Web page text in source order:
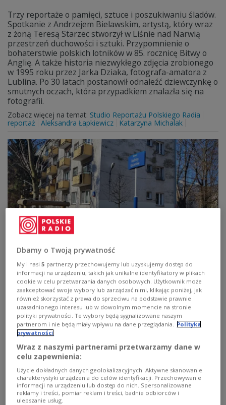
Trzy reportaże o pamięci, sztuce i poszukiwaniu śladów.
Spotkanie z Andrzejem Bielawskim, artystą, który wraz
z żoną Teresą Starzec stworzył w Liśnie nad Narwią
przestrzeń duchowości i sztuki. Przypomnienie o
bohaterstwie polskich lotników w 85. rocznicę Bitwy o
Anglię. A także historia niezwykłego zdjęcia zrobionego
w 1995 roku przez Jarka Dziaka, fotografa-amatora z
Lublina. Po 30 latach postanowił odnaleźć dziewczynkę o
smutnych oczach, która przypadkiem znalazła się na
fotografii.
Zobacz więcej na temat: Studio Reportażu Polskiego Radia
reportaż
Aleksandra Łapkiewicz Katarzyna Michalak
Audycja "Noc z reportażem" i "Ocalona",
"Arcybracia" oraz "Śladami Czachowskiego"
"Ocalona" to wzruszająca opowieść o Krystynie
Brudnickiej, o wojennej traumie, stracie, walce o
przetrwanie, ale także o nadziei. "Arcybracia" przybliżają
tajemniczych członków Arcybractwa Męki Pańskiej, na
co dzień dbają o anemonowość, zobaczyć ich można
jedynie w Wielkim Poście. "Śladami Czachowskiego" to
reportaż opowiadający o jednym z najwybitniejszych
wodzów powstania styczniowego.
Zobacz więcej na temat: Studio Reportażu Polskiego Radia
reportaż Joanna Bogusławska
Agnieszka Czyżewska-Jacquemet
Dbamy o Twoją prywatność
My i nasi5 partnerzy przechowujemy lub uzyskujemy dostęp do
informacji na urządzeniu, takich jak unikalne identyfikatory w plikach
cookie w celu przetwarzania danych osobowych. Użytkownik może
zaakceptować swoje wybory lub zarządzać nimi, klikając poniżej, jak
również skorzystać z prawa do sprzeciwu na podstawie prawnie
uzasadnionego interesu lub w dowolnym momencie na stronie
polityki prywatności. Te wybory będą sygnalizowane naszym
partnerom i nie będą miały wpływu na dane przeglądania. Polityka
prywatności
Wraz z naszymi partnerami przetwarzamy dane w
celu zapewnienia:
Użycie dokładnych danych geolokalizacyjnych. Aktywne skanowanie
charakterystyki urządzenia do celów identyfikacji. Przechowywanie
informacji na urządzeniu lub dostęp do nich. Spersonalizowane
reklamy i treści, pomiar reklam i treści, badnie odbiorców i
ulepszanie usług.